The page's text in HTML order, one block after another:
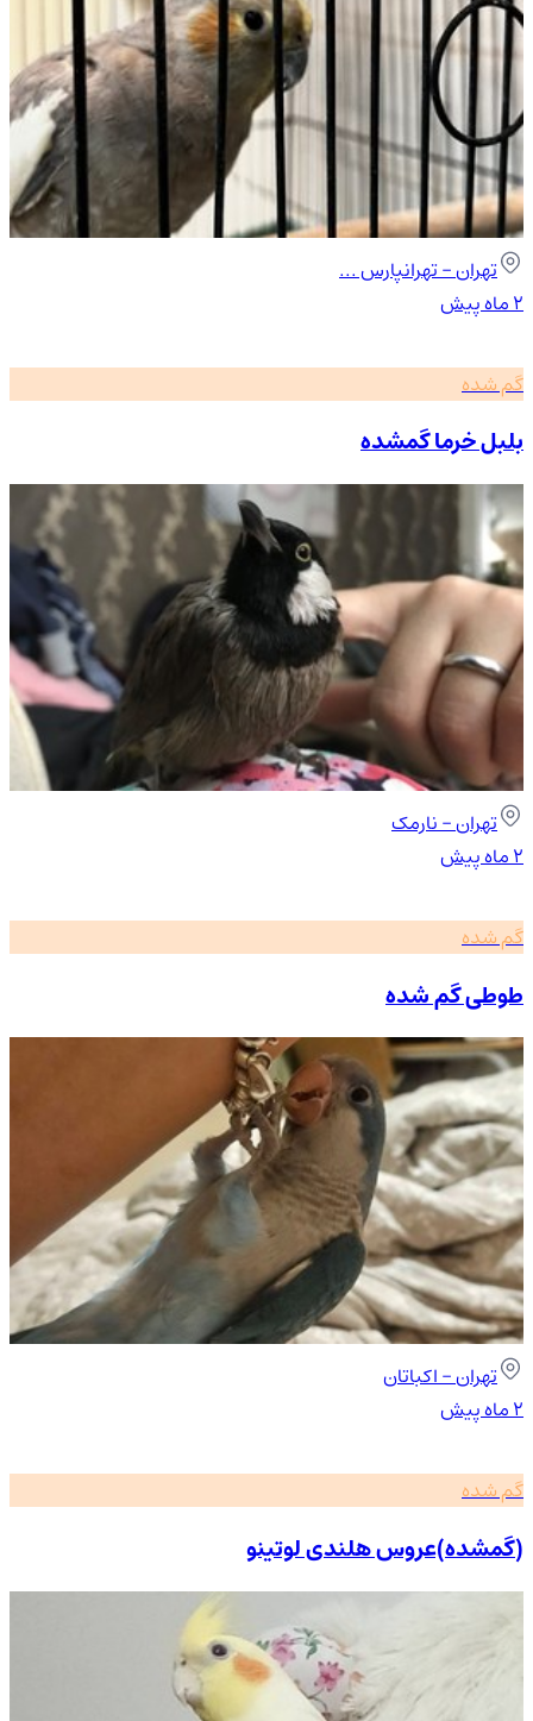
تهران- تهرانپارس ...
۲ ماه پیش
گم شده
بلبل خرما گمشده
تهران- نارمک
۲ ماه پیش
گم شده
طوطی گم شده
تهران- اکباتان
۲ ماه پیش
گم شده
(گمشده)عروس هلندی لوتینو